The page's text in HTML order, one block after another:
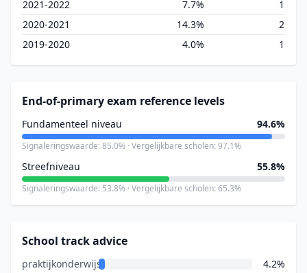
2021-2022
7.7%
1
2020-2021
14.3%
2
2019-2020
4.0% 1
End-of-primary exam reference levels
Fundamenteel niveau 94.6%
Signaleringswaarde: 85.0% · Vergelijkbare scholen: 97.1%
Streefniveau 55.8%
Signaleringswaarde: 53.8% · Vergelijkbare scholen: 65.3%
School track advice
praktijkonderwijs
4.2%